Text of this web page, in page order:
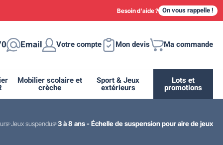
Besoin d'aide ? On vous rappelle !
Email Votre compte Mon devis Ma commande
Mobilier scolaire et
crèche
Sport & Jeux
extérieurs
Lots et
promotions
Jeux suspendus 3 à 8 ans - Échelle de suspension pour aire de jeux